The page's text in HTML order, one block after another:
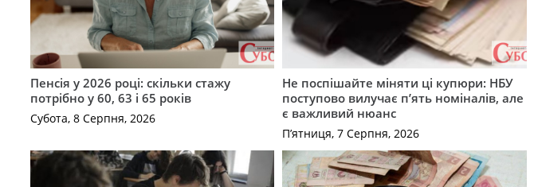
Пенсія у 2026 році: скільки стажу
потрібно у 60, 63 і 65 років
Субота, 8 Серпня, 2026
Не поспішайте міняти ці купюри: НБУ
поступово вилучає п’ять номіналів, але
є важливий нюанс
П’ятниця, 7 Серпня, 2026